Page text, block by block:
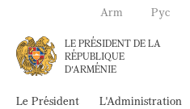
Arm Рус
LE PRÉSIDENT DE LA
RÉPUBLIQUE
D'ARMÉNIE
Le Président L'Administration